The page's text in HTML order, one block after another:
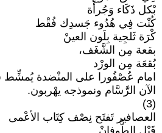
بْكل ذَكَاء وَجُرأَة
كُنْت فِي هُدُوء جَسدِك فُقْط
كْرَة ثَلجِية بِلَون العينْ
بقعة مِن الشَّغَف،
بُقعَة مِن الورْد
امام عُصْفُورا على المنْضدة يُمشِّط
الآن الرَّسَّام ونموذجه يهْربون.
(3)
العصافير تَفتَح نِصْف كِتَاب الأعْمى